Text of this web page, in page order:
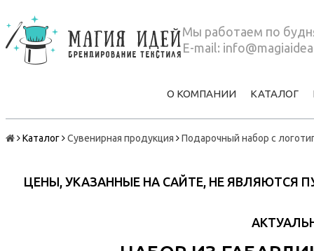
Мы работаем по
E-mail:
О КОМПАНИИ КАТАЛОГ
Каталог Сувенирная продукция Подарочный набор с
ЦЕНЫ, УКАЗАННЫЕ НА САЙТЕ, НЕ